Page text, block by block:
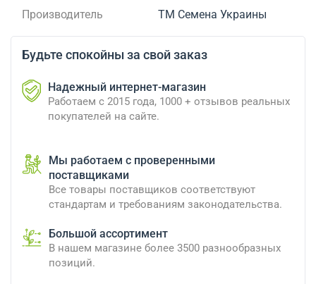
Производитель
ТМ Семена Украины
Будьте спокойны за свой заказ
Надежный интернет-магазин
Работаем с 2015 года, 1000 + отзывов реальных
покупателей на сайте.
Мы работаем с проверенными
поставщиками
Все товары поставщиков соответствуют
стандартам и требованиям законодательства.
Большой ассортимент
В нашем магазине более 3500 разнообразных
позиций.